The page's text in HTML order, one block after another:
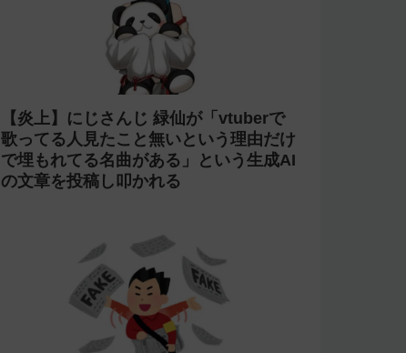
【炎上】にじさんじ 緑仙が「vtuberで
歌ってる人見たこと無いという理由だけ
で埋もれてる名曲がある」という生成AI
の文章を投稿し叩かれる